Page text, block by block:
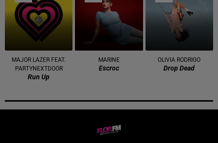
MAJOR LAZER FEAT.
PARTYNEXTDOOR
Run Up
MARINE
Escroc
OLIVIA RODRIGO
Drop Dead